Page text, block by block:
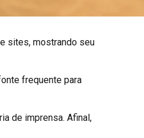
sites, mostrando seu
frequente para
de imprensa. Afinal,